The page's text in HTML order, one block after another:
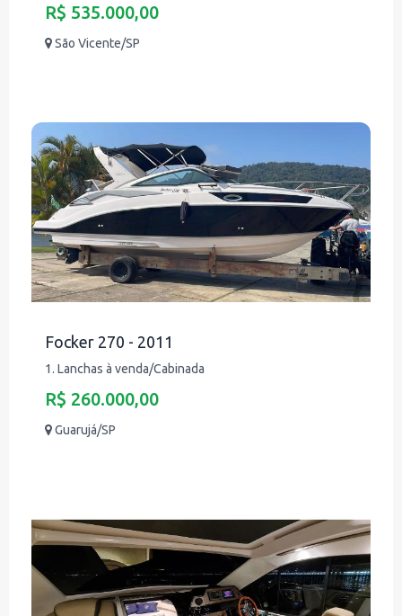
R$ 535.000,00
São Vicente/SP
Focker 270 - 2011
1. Lanchas à venda/Cabinada
R$ 260.000,00
Guarujá/SP